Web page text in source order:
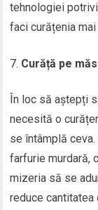
tehnologiei
faci curățenia mai
Curăță pe
În loc să aștepți
necesită o
se întâmplă
farfurie murdară,
mizeria să se
reduce cantitatea